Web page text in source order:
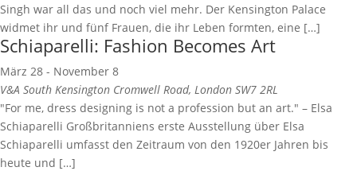
Singh war all das und noch viel mehr. Der Kensington Palace
widmet ihr und fünf Frauen, die ihr Leben formten, eine […]
Schiaparelli: Fashion Becomes Art
März 28 - November 8
V&A South Kensington Cromwell Road, London SW7 2RL
"For me, dress designing is not a profession but an art." – Elsa
Schiaparelli Großbritanniens erste Ausstellung über Elsa
Schiaparelli umfasst den Zeitraum von den 1920er Jahren bis
heute und […]